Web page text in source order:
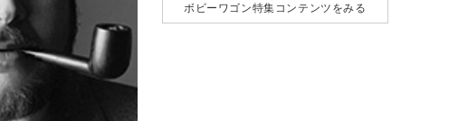
ボビーワゴン特集コンテンツをみる